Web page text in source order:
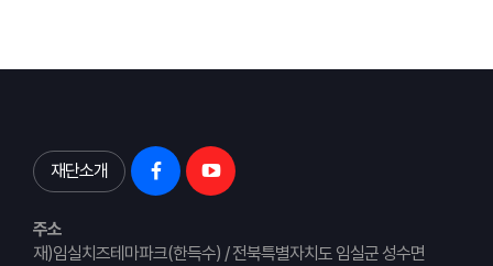
재단소개
주소
재)임실치즈테마파크(한득수) / 전북특별자치도 임실군 성수면